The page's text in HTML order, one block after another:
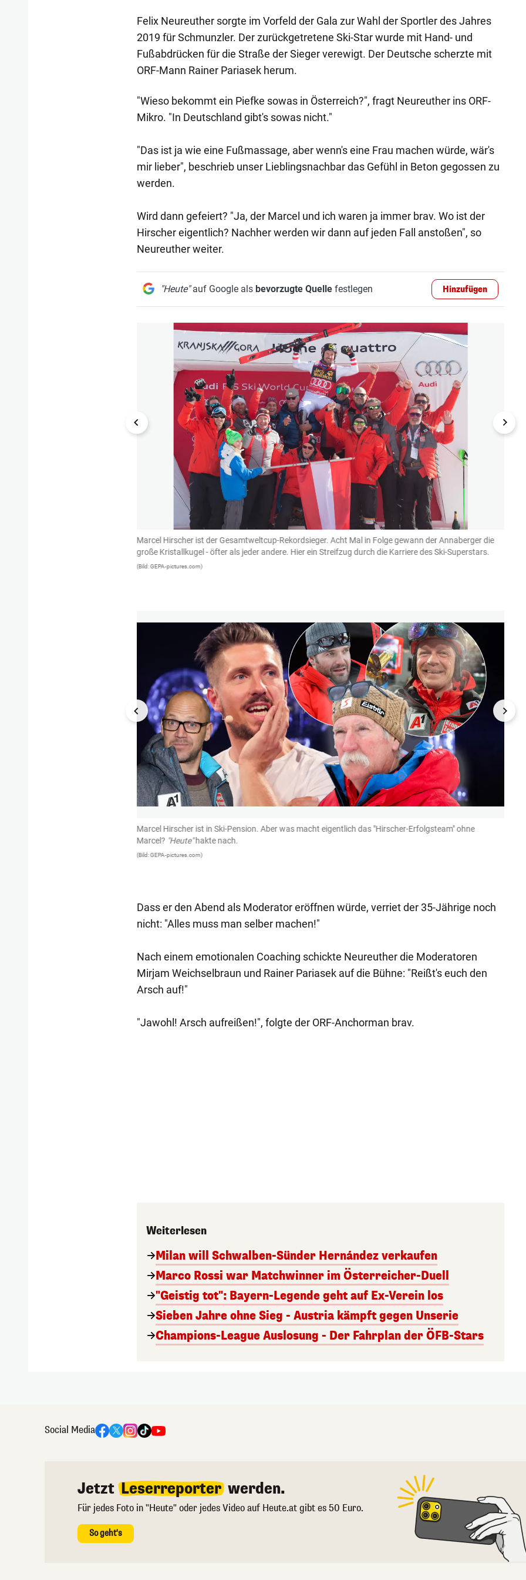
Felix Neureuther sorgte im Vorfeld der Gala zur Wahl der Sportler des Jahres
2019 für Schmunzler. Der zurückgetretene Ski-Star wurde mit Hand- und
Fußabdrücken für die Straße der Sieger verewigt. Der Deutsche scherzte mit
ORF-Mann Rainer Pariasek herum.
"Wieso bekommt ein Piefke sowas in Österreich?", fragt Neureuther ins ORF-
Mikro. "In Deutschland gibt's sowas nicht."
"Das ist ja wie eine Fußmassage, aber wenn's eine Frau machen würde, wär's
mir lieber", beschrieb unser Lieblingsnachbar das Gefühl in Beton gegossen zu
werden.
Wird dann gefeiert? "Ja, der Marcel und ich waren ja immer brav. Wo ist der
Hirscher eigentlich? Nachher werden wir dann auf jeden Fall anstoßen", so
Neureuther weiter.
"Heute"auf Google als bevorzugte Quellefestlegen Hinzufügen
1/51
Marcel Hirscher ist der Gesamtweltcup-Rekordsieger. Acht Mal in Folge gewann der Annaberger die
große Kristallkugel - öfter als jeder andere. Hier ein Streifzug durch die Karriere des Ski-Superstars.
(Bild: GEPA-pictures.com)
Marcel Hirscher ist in Ski-Pension. Aber was macht eigentlich das "Hirscher-Erfolgsteam" ohne
Marcel? "Heute"hakte nach.
(Bild: GEPA-pictures.com)
Dass er den Abend als Moderator eröffnen würde, verriet der 35-Jährige noch
nicht: "Alles muss man selber machen!"
Nach einem emotionalen Coaching schickte Neureuther die Moderatoren
Mirjam Weichselbraun und Rainer Pariasek auf die Bühne: "Reißt's euch den
Arsch auf!"
"Jawohl! Arsch aufreißen!", folgte der ORF-Anchorman brav.
Weiterlesen
Milan will Schwalben-Sünder Hernández verkaufen
Marco Rossi war Matchwinner im Österreicher-Duell
"Geistig tot": Bayern-Legende geht auf Ex-Verein los
Sieben Jahre ohne Sieg - Austria kämpft gegen Unserie
Champions-League Auslosung - Der Fahrplan der ÖFB-Stars
Social Media
Jetzt Leserreporter werden.
Für jedes Foto in "Heute" oder jedes Video auf Heute.at gibt es 50 Euro.
So geht's